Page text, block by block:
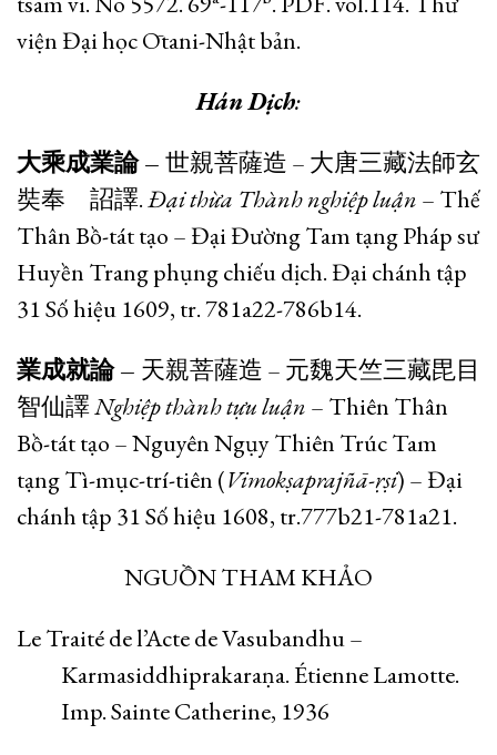
viện Đại học Ōtani-Nhật bản.
Hán Dịch:
大乘成業論– 世親菩薩造 – 大唐三藏法師玄
奘奉 詔譯.Đại thừa Thành nghiệp luận – Thế
Thân Bồ-tát tạo – Đại Đường Tam tạng Pháp sư
Huyền Trang phụng chiếu dịch. Đại chánh tập
31 Số hiệu 1609, tr. 781a22-786b14.
業成就論– 天親菩薩造 – 元魏天竺三藏毘目
智仙譯Nghiệp thành tựu luận – Thiên Thân
Bồ-tát tạo – Nguyên Ngụy Thiên Trúc Tam
tạng Tì-mục-trí-tiên (Vimokṣaprajñā-ṛṣi) – Đại
chánh tập 31 Số hiệu 1608, tr.777b21-781a21.
NGUỒN THAM KHẢO
Le Traité de l’Acte de Vasubandhu –
Karmasiddhiprakaraṇa. Étienne Lamotte.
Imp. Sainte Catherine, 1936